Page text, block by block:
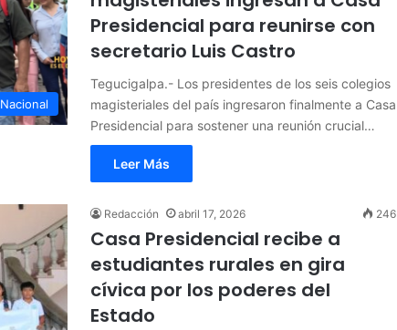
Nacional
Presidencial para reunirse con
secretario Luis Castro
Tegucigalpa.- Los presidentes de los seis colegios
magisteriales del país ingresaron finalmente a Casa
Presidencial para sostener una reunión crucial…
Leer Más
Redacción abril 17, 2026 246
Casa Presidencial recibe a
estudiantes rurales en gira
cívica por los poderes del
Estado